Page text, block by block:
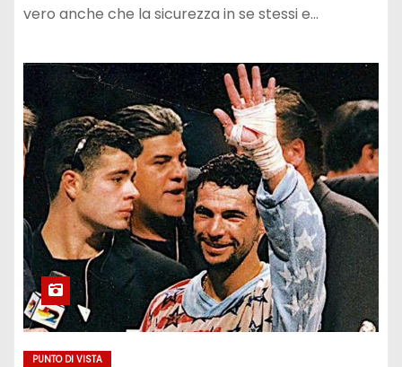
vero anche che la sicurezza in se stessi e…
PUNTO DI VISTA